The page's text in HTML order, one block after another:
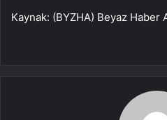
Kaynak: (BYZHA) Beyaz Haber